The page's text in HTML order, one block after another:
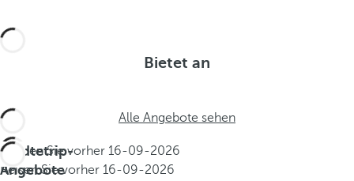
Bietet an
Alle Angebote sehen
Städtetrip-
Angebote
Buchen Sie vorher 16-09-2026
Reisen Sie vorher 16-09-2026